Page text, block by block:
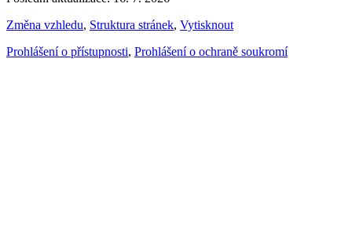
Změna vzhledu, Struktura stránek, Vytisknout
Prohlášení o přístupnosti, Prohlášení o ochraně soukromí